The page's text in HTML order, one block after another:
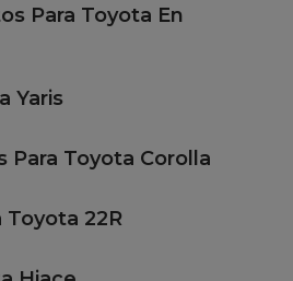
Para Toyota En
Yaris
Para Toyota Corolla
Toyota 22R